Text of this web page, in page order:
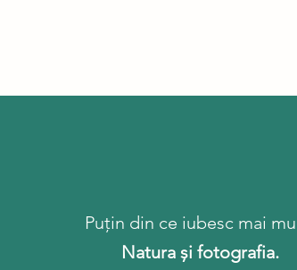
Puțin din ce iubesc mai
Natura și fotografia.